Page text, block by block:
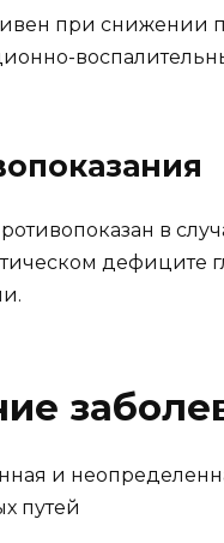
при снижении
в
дефиците
и
путей